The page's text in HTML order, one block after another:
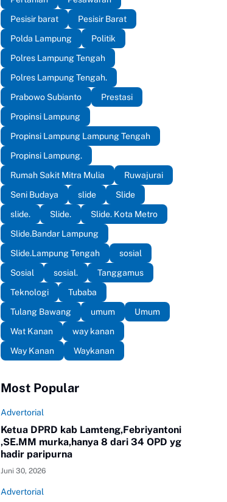
Pesisir barat
Pesisir Barat
Polda Lampung
Politik
Polres Lampung Tengah
Polres Lampung Tengah.
Prabowo Subianto
Prestasi
Propinsi Lampung
Propinsi Lampung Lampung Tengah
Propinsi Lampung.
Rumah Sakit Mitra Mulia
Ruwajurai
Seni Budaya
slide
Slide
slide.
Slide.
Slide. Kota Metro
Slide.Bandar Lampung
Slide.Lampung Tengah
sosial
Sosial
sosial.
Tanggamus
Teknologi
Tubaba
Tulang Bawang
umum
Umum
Wat Kanan
way kanan
Way Kanan
Waykanan
Most Popular
Advertorial
Ketua DPRD kab Lamteng,Febriyantoni
,SE.MM murka,hanya 8 dari 34 OPD yg
hadir paripurna
Juni 30, 2026
Advertorial